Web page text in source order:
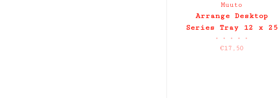
Muuto
Arrange Desktop
Series Tray 12 x 25
• • • • •
€17,50